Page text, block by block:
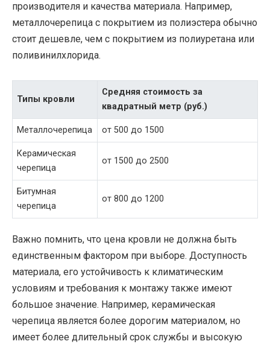
производителя и качества материала. Например,
металлочерепица с покрытием из полиэстера обычно
стоит дешевле, чем с покрытием из полиуретана или
поливинилхлорида.
Типы кровли
Средняя стоимость за
квадратный метр (руб.)
Металлочерепица от 500 до 1500
Керамическая
черепица
от 1500 до 2500
Битумная
черепица
от 800 до 1200
Важно помнить, что цена кровли не должна быть
единственным фактором при выборе. Доступность
материала, его устойчивость к климатическим
условиям и требования к монтажу также имеют
большое значение. Например, керамическая
черепица является более дорогим материалом, но
имеет более длительный срок службы и высокую